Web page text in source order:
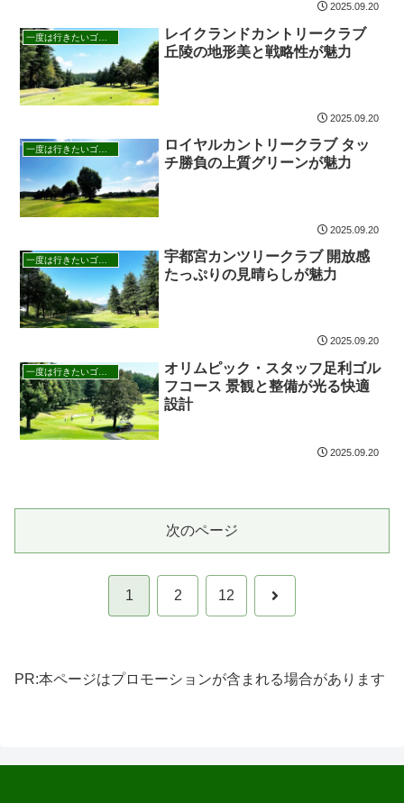
2025.09.20
一度は行きたいゴルフ場
レイクランドカントリークラブ
丘陵の地形美と戦略性が魅力
2025.09.20
一度は行きたいゴルフ場
ロイヤルカントリークラブ タッ
チ勝負の上質グリーンが魅力
2025.09.20
一度は行きたいゴルフ場
宇都宮カンツリークラブ 開放感
たっぷりの見晴らしが魅力
2025.09.20
一度は行きたいゴルフ場
オリムピック・スタッフ足利ゴル
フコース 景観と整備が光る快適
設計
2025.09.20
次のページ
1 2 12 次
PR:本ページはプロモーションが含まれる場合があります